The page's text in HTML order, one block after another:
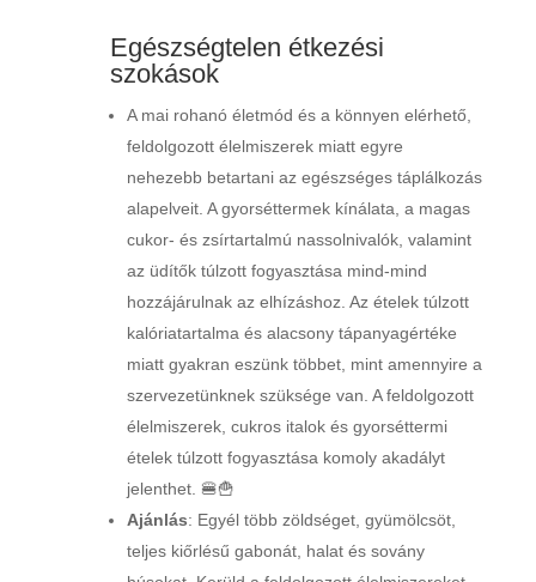
Egészségtelen étkezési
szokások
A mai rohanó életmód és a könnyen elérhető,
feldolgozott élelmiszerek miatt egyre
nehezebb betartani az egészséges táplálkozás
alapelveit. A gyorséttermek kínálata, a magas
cukor- és zsírtartalmú nassolnivalók, valamint
az üdítők túlzott fogyasztása mind-mind
hozzájárulnak az elhízáshoz. Az ételek túlzott
kalóriatartalma és alacsony tápanyagértéke
miatt gyakran eszünk többet, mint amennyire a
szervezetünknek szüksége van. A feldolgozott
élelmiszerek, cukros italok és gyorséttermi
ételek túlzott fogyasztása komoly akadályt
jelenthet. 🍔🍟
Ajánlás: Egyél több zöldséget, gyümölcsöt,
teljes kiőrlésű gabonát, halat és sovány